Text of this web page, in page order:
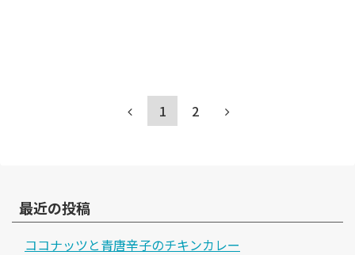
1 2
最近の投稿
ココナッツと青唐辛子のチキンカレー